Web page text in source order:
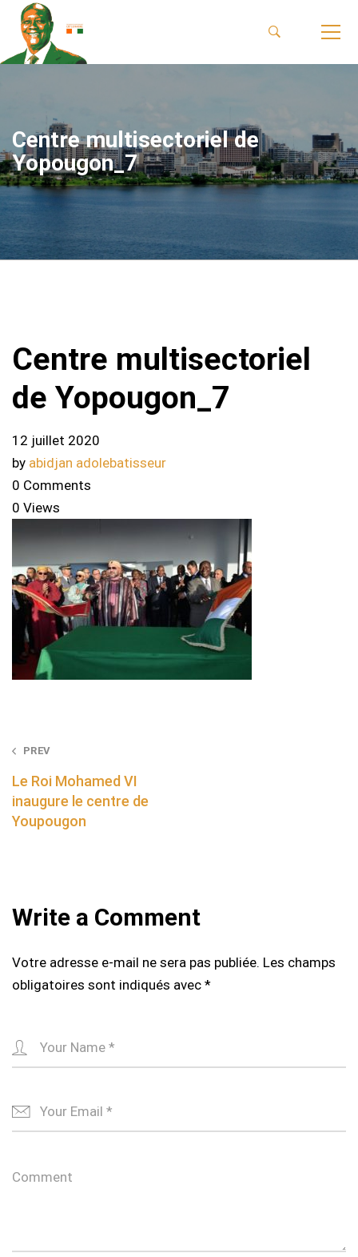
Centre multisectoriel de
Yopougon_7
Centre multisectoriel
de Yopougon_7
12 juillet 2020
by abidjan adolebatisseur
0 Comments
0 Views
Post
navigation
PREV
Le Roi Mohamed VI
inaugure le centre de
Youpougon
Write a Comment
Votre adresse e-mail ne sera pas publiée. Les champs
obligatoires sont indiqués avec *